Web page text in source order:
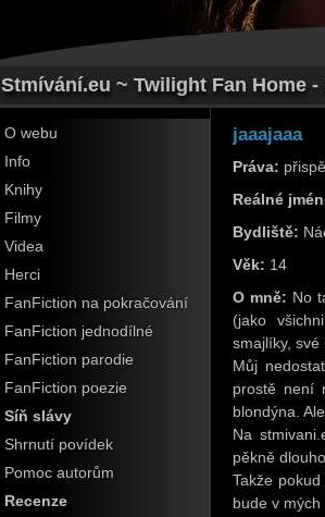
Stmívání.eu ~ Twilight Fan Home
O webu
Info
Knihy
Filmy
Videa
Herci
FanFiction na pokračování
FanFiction jednodílné
FanFiction parodie
FanFiction poezie
Síň slávy
Shrnutí povídek
Pomoc autorům
Recenze
jaaajaaa
Práva:
Reálné
Bydliště:
Věk: 14
O mně: No
(jako
smajlíky, své
Můj
prostě není
blondýna.
Na
pěkně
Takže
bude v mých